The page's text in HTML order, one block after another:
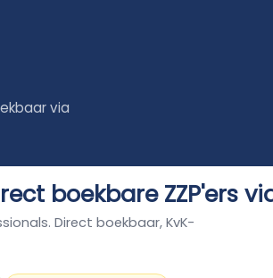
via
boekbare ZZP'ers
Direct boekbaar, KvK-